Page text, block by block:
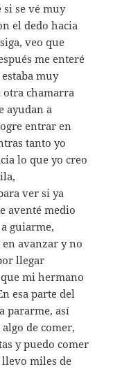
se vé muy
el dedo hacia
veo que
me enteré
muy
otra chamarra
ayudan a
entrar en
tanto yo
lo que yo creo
ver si ya
aventé medio
guiarme,
avanzar y no
llegar
mi hermano
esa parte del
pararme, así
de comer,
y puedo comer
llevo miles de